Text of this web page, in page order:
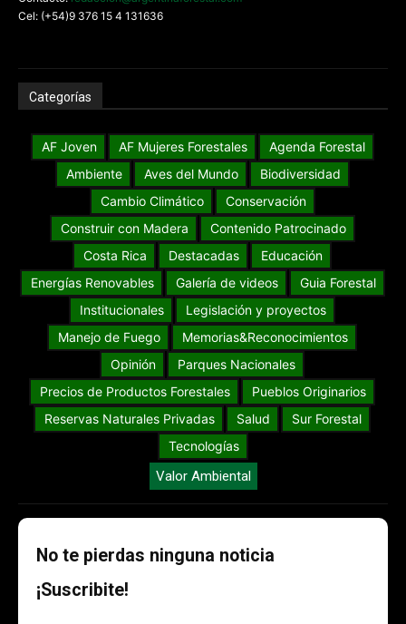
Cel: (+54)9 376 15 4 131636
Categorías
AF Joven AF Mujeres Forestales
Agenda Forestal
Ambiente
Aves del Mundo
Biodiversidad
Cambio Climático
Conservación
Construir con Madera
Contenido Patrocinado
Costa Rica
Destacadas
Educación
Energías Renovables
Galería de videos
Guia Forestal
Institucionales
Legislación y proyectos
Manejo de Fuego
Memorias&Reconocimientos
Opinión
Parques Nacionales
Precios de Productos Forestales
Pueblos Originarios
Reservas Naturales Privadas
Salud
Sur Forestal
Tecnologías
Valor Ambiental
No te pierdas ninguna noticia
¡Suscribite!